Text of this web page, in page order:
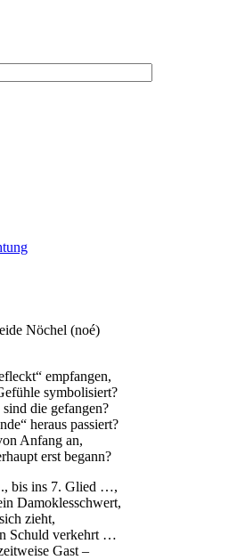
empfangen,
symbolisiert?
die gefangen?
heraus passiert?
Anfang an,
erst begann?
bis ins 7. Glied …,
Damoklesschwert,
zieht,
Schuld verkehrt …
Gast –